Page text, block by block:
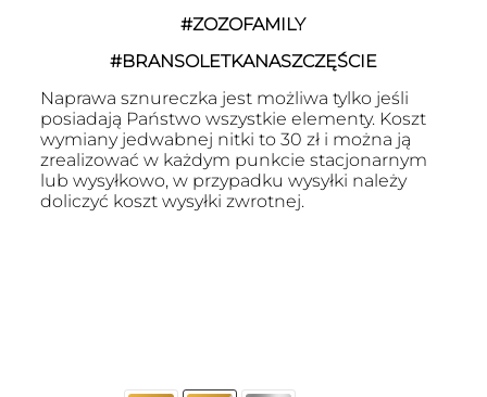
#ZOZOFAMILY
#BRANSOLETKANASZCZĘŚCIE
Naprawa sznureczka jest możliwa tylko jeśli
posiadają Państwo wszystkie elementy. Koszt
wymiany jedwabnej nitki to 30 zł i można ją
zrealizować w każdym punkcie stacjonarnym
lub wysyłkowo, w przypadku wysyłki należy
doliczyć koszt wysyłki zwrotnej.